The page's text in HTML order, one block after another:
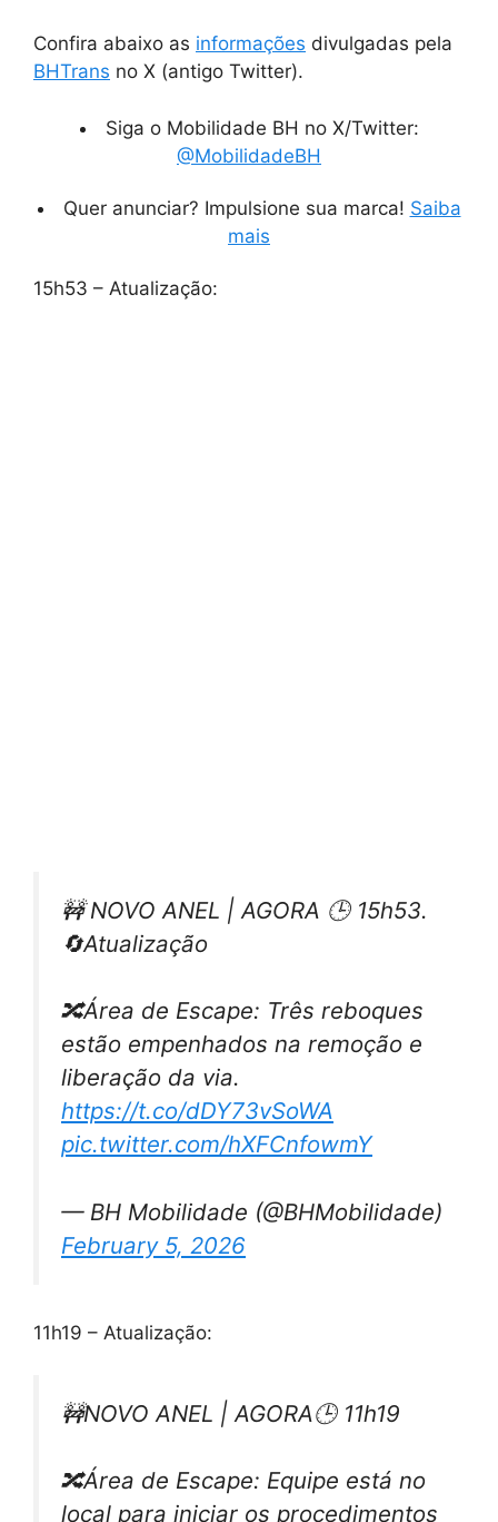
Confira abaixo as informações divulgadas pela
BHTrans no X (antigo Twitter).
Siga o Mobilidade BH no X/Twitter:
@MobilidadeBH
Quer anunciar? Impulsione sua marca! Saiba
mais
15h53 – Atualização:
🚧 NOVO ANEL | AGORA 🕒 15h53.
🔄Atualização
🔀Área de Escape: Três reboques
estão empenhados na remoção e
liberação da via.
https://t.co/dDY73vSoWA
pic.twitter.com/hXFCnfowmY
— BH Mobilidade (@BHMobilidade)
February 5, 2026
11h19 – Atualização:
🚧NOVO ANEL | AGORA🕒 11h19
🔀Área de Escape: Equipe está no
local para iniciar os procedimentos